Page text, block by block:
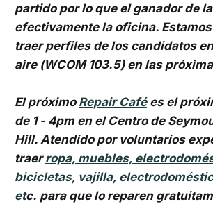
partido por lo que el ganador de
efectivamente la oficina.
traer perfiles de los candidatos
aire (WCOM 103.5) en las
El próximo Repair Cafées el
de 1 - 4pm en el Centro de
Hill. Atendido por voluntarios
traerropa, muebles,
bicicletas, vajilla,
etc. para que lo reparen